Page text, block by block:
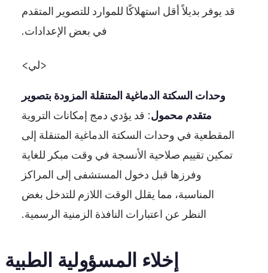
قد يوفر بديلاً أقل استهلاكًا للموارد للتصوير المتقدم
في بعض الإعدادات.
<لي>
وحدات السكتة الدماغية المتنقلة المزودة بتصوير
متقدم محمول: قد يؤدي دمج إمكانات التروية
المقطعية في وحدات السكتة الدماغية المتنقلة إلى
تمكين تقييم صلاحية الأنسجة في وقت مبكر للغاية
وفرزها قبل دخول المستشفى إلى المراكز
المناسبة، مما يقلل الوقت اللازم للتدخل بغض
النظر عن اعتبارات النافذة الزمنية الرسمية.
إخلاء المسؤولية الطبية